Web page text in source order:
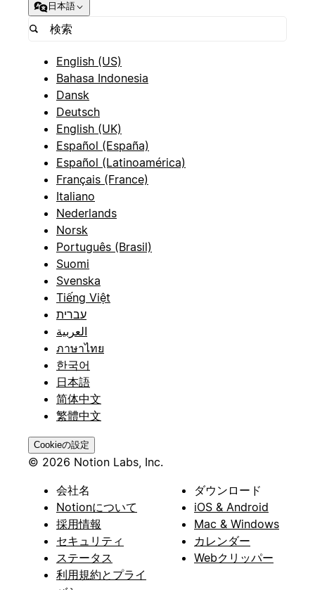
日本語
English (US)
Bahasa Indonesia
Dansk
Deutsch
English (UK)
Español (España)
Español (Latinoamérica)
Français (France)
Italiano
Nederlands
Norsk
Português (Brasil)
Suomi
Svenska
Tiếng Việt
עברית
العربية
ภาษาไทย
한국어
日本語
简体中文
繁體中文
Cookieの設定
© 2026 Notion Labs, Inc.
会社名
Notionについて
採用情報
セキュリティ
ステータス
利用規約とプライ
ダウンロード
iOS & Android
Mac & Windows
カレンダー
Webクリッパー